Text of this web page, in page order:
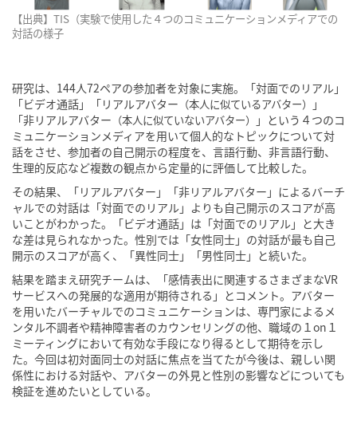
【出典】TIS（実験で使用した４つのコミュニケーションメディアでの
対話の様子
研究は、144人72ペアの参加者を対象に実施。「対面でのリアル」
「ビデオ通話」「リアルアバター （本人に似ているアバター）
」
「非リアルアバター （本人に似ていないアバター）
」という４つのコ
ミュニケーションメディアを用いて個人的なトピックについて対
話をさせ、参加者の自己開示の程度を、言語行動、非言語行動、
生理的反応など複数の観点から定量的に評価して比較した。
その結果、「リアルアバター」「非リアルアバター」によるバーチ
ャルでの対話は「対面でのリアル」よりも自己開示のスコアが高
いことがわかった。「ビデオ通話」は「対面でのリアル」と大き
な差は見られなかった。性別では「女性同士」の対話が最も自己
開示のスコアが高く、「異性同士」「男性同士」と続いた。
結果を踏まえ研究チームは、「感情表出に関連するさまざまなVR
サービスへの発展的な適用が期待される」とコメント。アバター
を用いたバーチャルでのコミュニケーションは、専門家によるメ
ンタル不調者や精神障害者のカウンセリングの他、職域の１on１
ミーティングにおいて有効な手段になり得るとして期待を示し
た。今回は初対面同士の対話に焦点を当てたが今後は、親しい関
係性における対話や、アバターの外見と性別の影響などについても
検証を進めたいとしている。